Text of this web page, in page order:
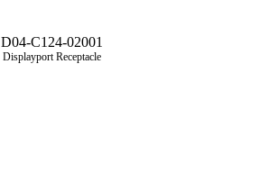
D04-C124-02001
Displayport Receptacle